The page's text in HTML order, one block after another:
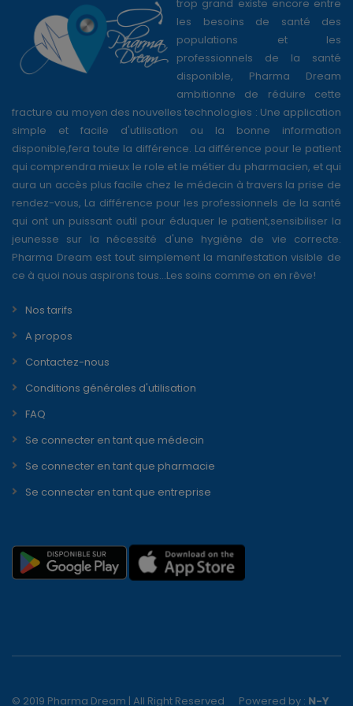
trop grand existe encore entre
les besoins de santé des
populations et les
professionnels de la santé
disponible, Pharma Dream
ambitionne de réduire cette
fracture au moyen des nouvelles technologies : Une application
simple et facile d'utilisation ou la bonne information
disponible,fera toute la différence. La différence pour le patient
qui comprendra mieux le role et le métier du pharmacien, et qui
aura un accès plus facile chez le médecin à travers la prise de
rendez-vous, La différence pour les professionnels de la santé
qui ont un puissant outil pour éduquer le patient,sensibiliser la
jeunesse sur la nécessité d'une hygiène de vie correcte.
Pharma Dream est tout simplement la manifestation visible de
ce à quoi nous aspirons tous...Les soins comme on en rêve!
Nos tarifs
A propos
Contactez-nous
Conditions générales d'utilisation
FAQ
Se connecter en tant que médecin
Se connecter en tant que pharmacie
Se connecter en tant que entreprise
© 2019 Pharma Dream | All Right Reserved Powered by : N-Y